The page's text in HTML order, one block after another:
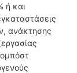
ή και
ανάκτησης